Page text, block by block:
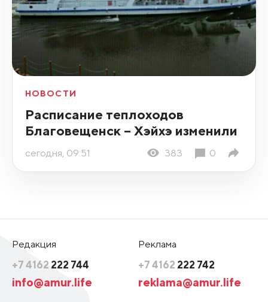
НОВОСТИ
Расписание теплоходов
Благовещенск – Хэйхэ изменили
сегодня, 09:51 383 0
Редакция
+7 4162 222 744
info@amur.life
Реклама
+7 4162 222 742
reklama@amur.life